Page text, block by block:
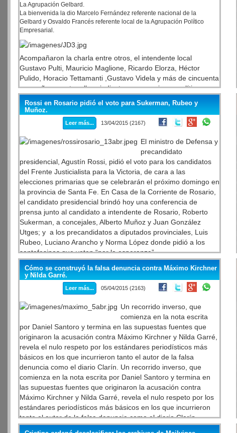
es peor, porque están pensando en reducirlos”.-
ARBIA,CGERA y La Agrupación Gelbard acompañaron al
Minstro de Defensa en el almuerzo.
La Agrupación Gelbard.
La bienvenida la dio Marcelo Fernández referente nacional de la
Gelbard y Osvaldo Francés referente local de la Agrupación Político
Empresarial.
Acompañaron la charla entre otros, el intendente local
Gustavo Pulti, Mauricio Maglione, Ricardo Elorza, Héctor
Pulido, Horacio Tettamanti ,Gustavo Videla y más de cincuenta
compañeros entre ellos sindicatos, agrupaciones políticas y
empresariado local y provincial.Osvaldo Francés le hizo
entrega de La Agenda Peronista al compañero Julián
Domínguez en reconocimiento a su labor.
Rossi en Rosario pidió el voto para Sukerman, Rubeo y
Muñoz.
Leer más... 13/04/2015 (2167)
El ministro de Defensa y
precandidato
presidencial, Agustín Rossi, pidió el voto para los candidatos
del Frente Justicialista para la Victoria, de cara a las
elecciones primarias que se celebrarán el próximo domingo en
la provincia de Santa Fe. En Casa de la Corriente de Rosario,
el candidato presidencial brindó hoy una conferencia de
prensa junto al candidato a intendente de Rosario, Roberto
Sukerman, a concejales, Alberto Muñoz y Juan González
Utges; y a los precandidatos a diputados provinciales, Luis
Rubeo, Luciano Arancho y Norma López donde pidió a los
santafesinos que voten “por la esperanza”.
Cómo se construyó la falsa denuncia contra Máximo Kirchner
y Nilda Garré.
Leer más... 05/04/2015 (2163)
Un recorrido inverso, que
comienza en la nota escrita
por Daniel Santoro y termina en las supuestas fuentes que
originaron la acusación contra Máximo Kirchner y Nilda Garré,
revela el nulo respeto por los estándares periodísticos más
básicos en los que incurrieron tanto el autor de la falsa
denuncia como el diario Clarín. Un recorrido inverso, que
comienza en la nota escrita por Daniel Santoro y termina en
las supuestas fuentes que originaron la acusación contra
Máximo Kirchner y Nilda Garré, revela el nulo respeto por los
estándares periodísticos más básicos en los que incurrieron
tanto el autor de la falsa denuncia como el diario Clarín.